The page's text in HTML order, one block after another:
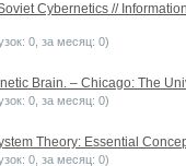
Cybernetics //
0, за месяц: 0)
Brain. – Chicago: The
0, за месяц: 0)
Theory: Essential
0, за месяц: 0)